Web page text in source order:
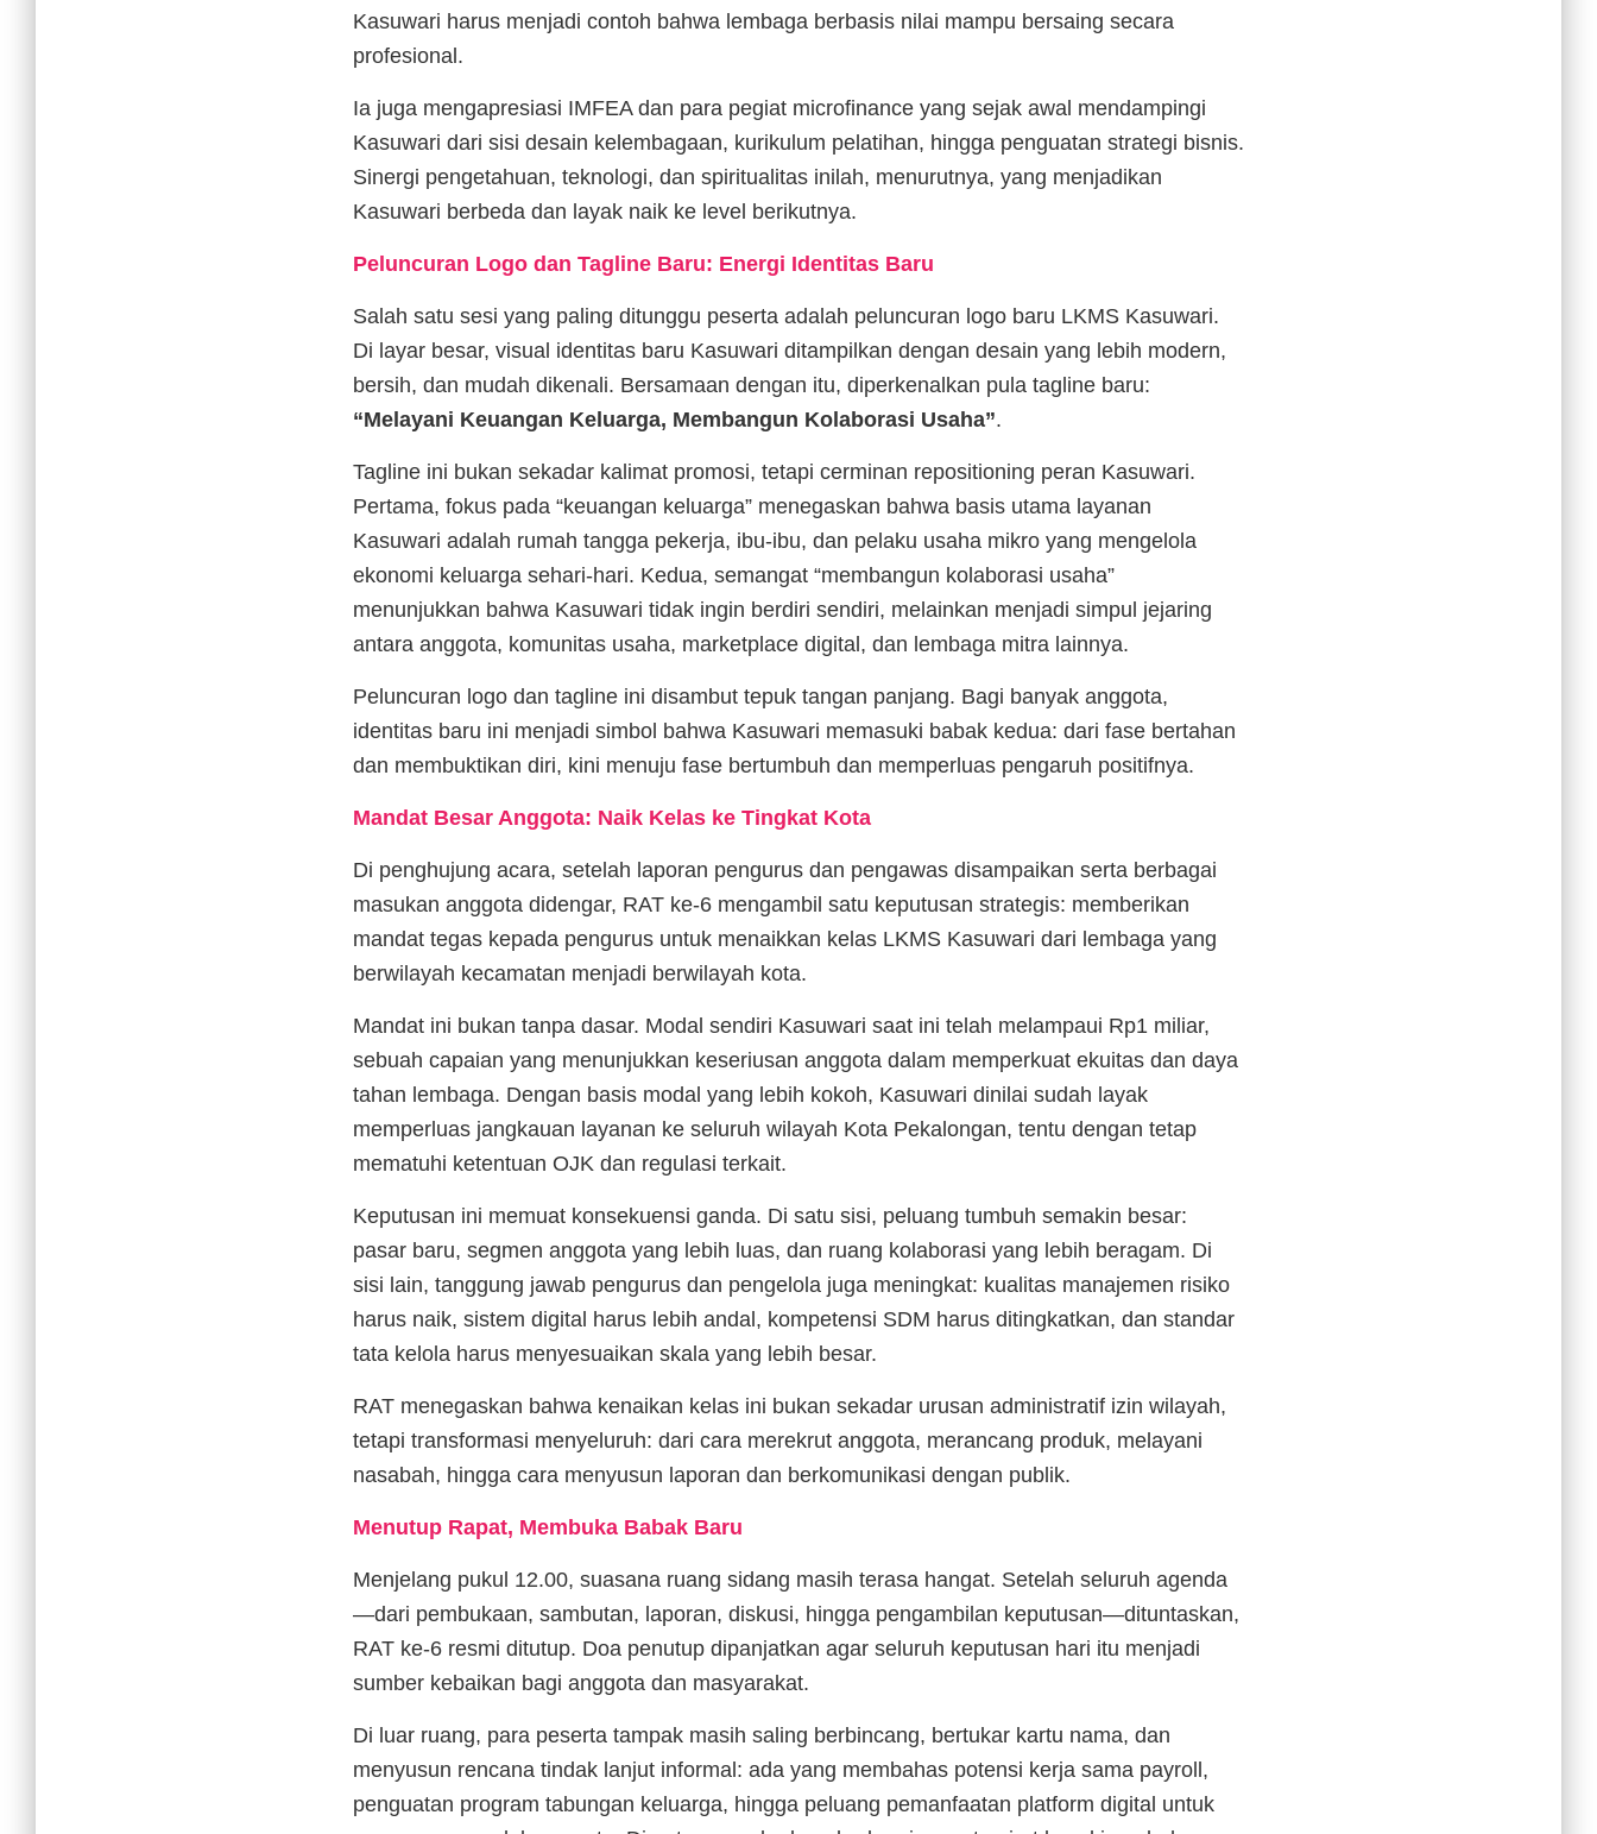
Kasuwari harus menjadi contoh bahwa lembaga berbasis nilai mampu bersaing secara
profesional.
Ia juga mengapresiasi IMFEA dan para pegiat microfinance yang sejak awal mendampingi
Kasuwari dari sisi desain kelembagaan, kurikulum pelatihan, hingga penguatan strategi bisnis.
Sinergi pengetahuan, teknologi, dan spiritualitas inilah, menurutnya, yang menjadikan
Kasuwari berbeda dan layak naik ke level berikutnya.
Peluncuran Logo dan Tagline Baru: Energi Identitas Baru
Salah satu sesi yang paling ditunggu peserta adalah peluncuran logo baru LKMS Kasuwari.
Di layar besar, visual identitas baru Kasuwari ditampilkan dengan desain yang lebih modern,
bersih, dan mudah dikenali. Bersamaan dengan itu, diperkenalkan pula tagline baru:
“Melayani Keuangan Keluarga, Membangun Kolaborasi Usaha”.
Tagline ini bukan sekadar kalimat promosi, tetapi cerminan repositioning peran Kasuwari.
Pertama, fokus pada “keuangan keluarga” menegaskan bahwa basis utama layanan
Kasuwari adalah rumah tangga pekerja, ibu-ibu, dan pelaku usaha mikro yang mengelola
ekonomi keluarga sehari-hari. Kedua, semangat “membangun kolaborasi usaha”
menunjukkan bahwa Kasuwari tidak ingin berdiri sendiri, melainkan menjadi simpul jejaring
antara anggota, komunitas usaha, marketplace digital, dan lembaga mitra lainnya.
Peluncuran logo dan tagline ini disambut tepuk tangan panjang. Bagi banyak anggota,
identitas baru ini menjadi simbol bahwa Kasuwari memasuki babak kedua: dari fase bertahan
dan membuktikan diri, kini menuju fase bertumbuh dan memperluas pengaruh positifnya.
Mandat Besar Anggota: Naik Kelas ke Tingkat Kota
Di penghujung acara, setelah laporan pengurus dan pengawas disampaikan serta berbagai
masukan anggota didengar, RAT ke-6 mengambil satu keputusan strategis: memberikan
mandat tegas kepada pengurus untuk menaikkan kelas LKMS Kasuwari dari lembaga yang
berwilayah kecamatan menjadi berwilayah kota.
Mandat ini bukan tanpa dasar. Modal sendiri Kasuwari saat ini telah melampaui Rp1 miliar,
sebuah capaian yang menunjukkan keseriusan anggota dalam memperkuat ekuitas dan daya
tahan lembaga. Dengan basis modal yang lebih kokoh, Kasuwari dinilai sudah layak
memperluas jangkauan layanan ke seluruh wilayah Kota Pekalongan, tentu dengan tetap
mematuhi ketentuan OJK dan regulasi terkait.
Keputusan ini memuat konsekuensi ganda. Di satu sisi, peluang tumbuh semakin besar:
pasar baru, segmen anggota yang lebih luas, dan ruang kolaborasi yang lebih beragam. Di
sisi lain, tanggung jawab pengurus dan pengelola juga meningkat: kualitas manajemen risiko
harus naik, sistem digital harus lebih andal, kompetensi SDM harus ditingkatkan, dan standar
tata kelola harus menyesuaikan skala yang lebih besar.
RAT menegaskan bahwa kenaikan kelas ini bukan sekadar urusan administratif izin wilayah,
tetapi transformasi menyeluruh: dari cara merekrut anggota, merancang produk, melayani
nasabah, hingga cara menyusun laporan dan berkomunikasi dengan publik.
Menutup Rapat, Membuka Babak Baru
Menjelang pukul 12.00, suasana ruang sidang masih terasa hangat. Setelah seluruh agenda
—dari pembukaan, sambutan, laporan, diskusi, hingga pengambilan keputusan—dituntaskan,
RAT ke-6 resmi ditutup. Doa penutup dipanjatkan agar seluruh keputusan hari itu menjadi
sumber kebaikan bagi anggota dan masyarakat.
Di luar ruang, para peserta tampak masih saling berbincang, bertukar kartu nama, dan
menyusun rencana tindak lanjut informal: ada yang membahas potensi kerja sama payroll,
penguatan program tabungan keluarga, hingga peluang pemanfaatan platform digital untuk